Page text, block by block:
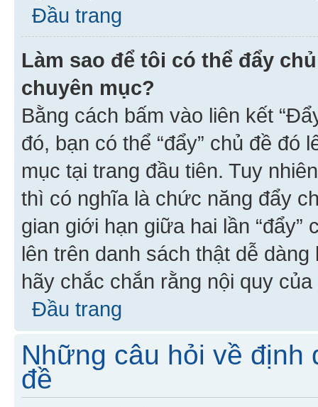
Đầu trang
Làm sao để tôi có thể đẩy
chuyên mục?
Bằng cách bấm vào liên kết
đó, bạn có thể “đẩy” chủ đề đó
mục tại trang đầu tiên. Tuy
thì có nghĩa là chức năng đẩy
gian giới hạn giữa hai lần “đẩy”
lên trên danh sách thật dễ
hãy chắc chắn rằng nội quy
Đầu trang
Những câu hỏi về định
đề